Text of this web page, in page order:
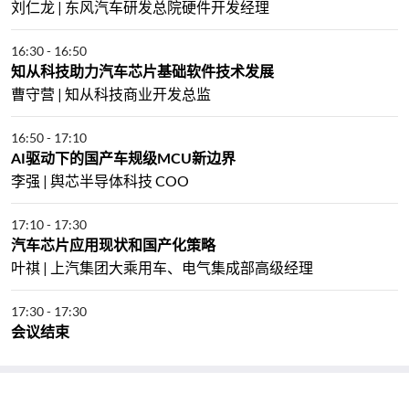
刘仁龙 | 东风汽车研发总院硬件开发经理
16:30- 16:50
知从科技助力汽车芯片基础软件技术发展
曹守营 | 知从科技商业开发总监
16:50- 17:10
AI驱动下的国产车规级MCU新边界
李强 | 舆芯半导体科技 COO
17:10- 17:30
汽车芯片应用现状和国产化策略
叶祺 | 上汽集团大乘用车、电气集成部高级经理
17:30- 17:30
会议结束